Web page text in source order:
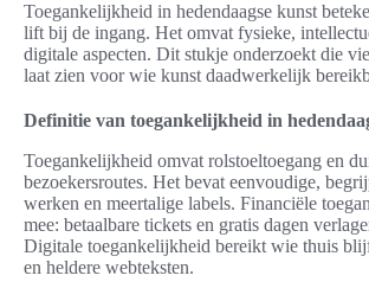
Toegankelijkheid in hedendaagse kunst
lift bij de ingang. Het omvat fysieke,
digitale aspecten. Dit stukje onderzoekt die
laat zien voor wie kunst daadwerkelijk
Definitie van toegankelijkheid in
Toegankelijkheid omvat rolstoeltoegang en
bezoekersroutes. Het bevat eenvoudige,
werken en meertalige labels. Financiële
mee: betaalbare tickets en gratis dagen
Digitale toegankelijkheid bereikt wie thuis
en heldere webteksten.